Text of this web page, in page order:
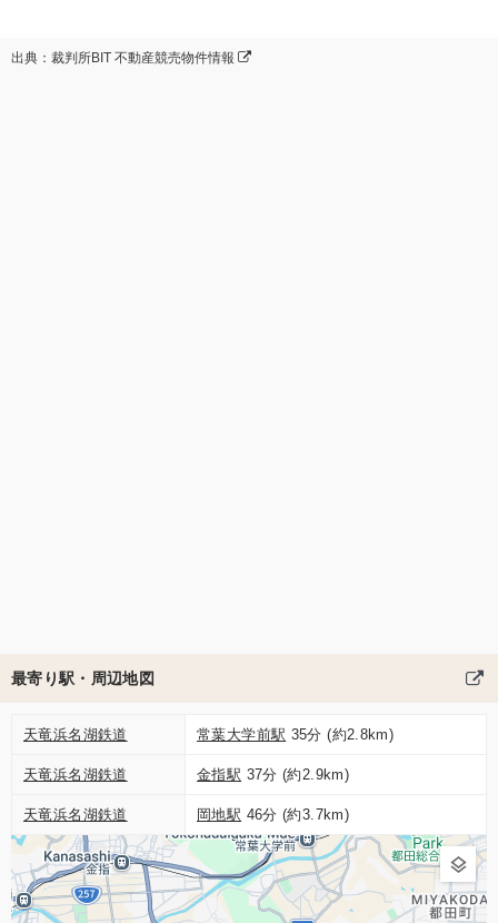
出典：裁判所BIT 不動産競売物件情報
最寄り駅・周辺地図
天竜浜名湖鉄道 常葉大学前駅 35分 (約2.8km)
天竜浜名湖鉄道 金指駅 37分 (約2.9km)
天竜浜名湖鉄道 岡地駅 46分 (約3.7km)